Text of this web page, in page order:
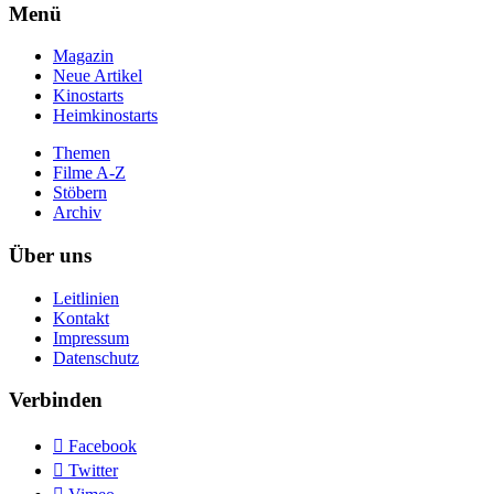
Menü
Magazin
Neue Artikel
Kinostarts
Heimkinostarts
Themen
Filme A-Z
Stöbern
Archiv
Über uns
Leitlinien
Kontakt
Impressum
Datenschutz
Verbinden
 Facebook
 Twitter